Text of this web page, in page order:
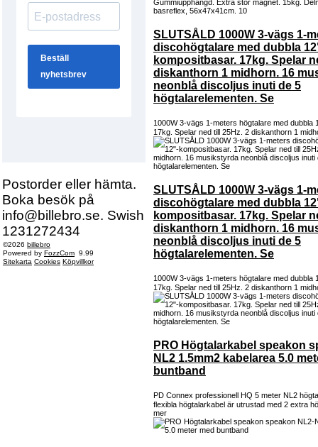
Postorder eller hämta.
Boka besök på
info@billebro.se. Swish
1231272434
©2026 billebro
Powered by FozzCom 9.99
Sitekarta Cookies Köpvillkor
SLUTSÅLD 1000W 3-vägs 1-
discohögtalare med dubbla
kompositbasar. 17kg. Spelar
diskanthorn 1 midhorn. 16
neonblå discoljus inuti de 5
högtalarelementen. Se
1000W 3-vägs 1-meters högtalare med dubbla
17kg. Spelar ned till 25Hz. 2 diskanthorn 1
SLUTSÅLD 1000W 3-vägs 1-
discohögtalare med dubbla
kompositbasar. 17kg. Spelar
diskanthorn 1 midhorn. 16
neonblå discoljus inuti de 5
högtalarelementen. Se
1000W 3-vägs 1-meters högtalare med dubbla
17kg. Spelar ned till 25Hz. 2 diskanthorn 1
PRO Högtalarkabel speakon
NL2 1.5mm2 kabelarea 5.0
buntband
PD Connex professionell HQ 5 meter NL2
flexibla högtalarkabel är utrustad med 2 extra
mer